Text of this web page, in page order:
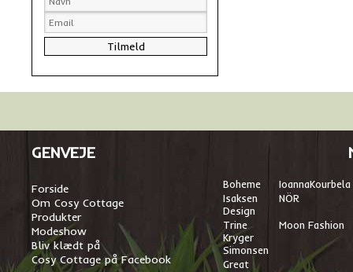
GENVEJE
Forside
Om Cosy Cottage
Produkter
Modeshow
Bliv klædt på
Cosy Cottage på Facebook
Boheme IoannaKourbela
Isaksen
Design
NÖR
Trine
Kryger
Simonsen
Moon Fashion
Great